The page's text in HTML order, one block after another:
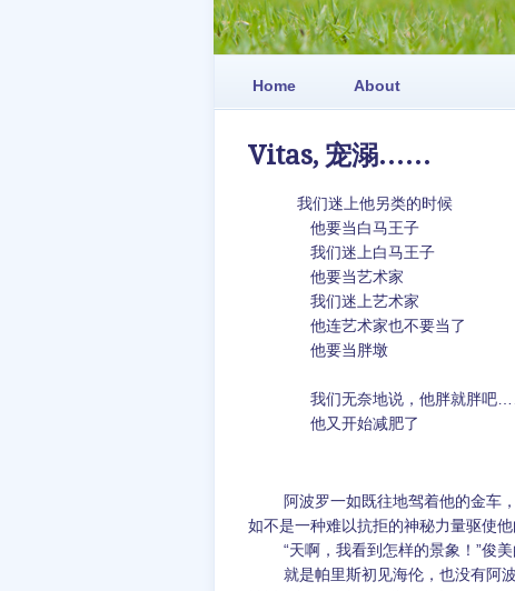
Home About
Vitas, 宠溺……
我们迷上他另类的时候
他要当白马王子
我们迷上白马王子
他要当艺术家
我们迷上艺术家
他连艺术家也不要当了
他要当胖墩
我们无奈地说，他胖就胖吧
他又开始减肥了
阿波罗一如既往地驾着他的金车，
如不是一种难以抗拒的神秘力量驱使他
“天啊，我看到怎样的景象！”俊美
就是帕里斯初见海伦，也没有阿波